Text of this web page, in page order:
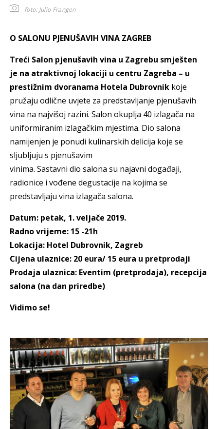
foto: Julio Frangen
O SALONU PJENUŠAVIH VINA ZAGREB
Treći Salon pjenušavih vina u Zagrebu smješten
je na atraktivnoj lokaciji u centru Zagreba – u
prestižnim dvoranama Hotela Dubrovnik koje
pružaju odlične uvjete za predstavljanje pjenušavih
vina na najvišoj razini. Salon okuplja 40 izlagača na
uniformiranim izlagačkim mjestima. Dio salona
namijenjen je ponudi kulinarskih delicija koje se
sljubljuju s pjenušavim
vinima. Sastavni dio salona su najavni događaji,
radionice i vođene degustacije na kojima se
predstavljaju vina izlagača salona.
Datum: petak, 1. veljače 2019.
Radno vrijeme: 15 -21h
Lokacija: Hotel Dubrovnik, Zagreb
Cijena ulaznice: 20 eura/ 15 eura u pretprodaji
Prodaja ulaznica: Eventim (pretprodaja), recepcija
salona (na dan priredbe)
Vidimo se!